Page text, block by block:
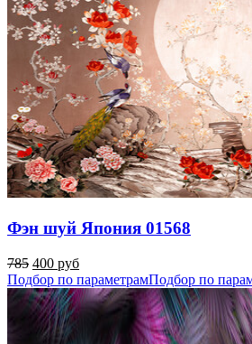
Фэн шуй Япония 01568
785 400 руб
Подбор по параметрамПодбор по